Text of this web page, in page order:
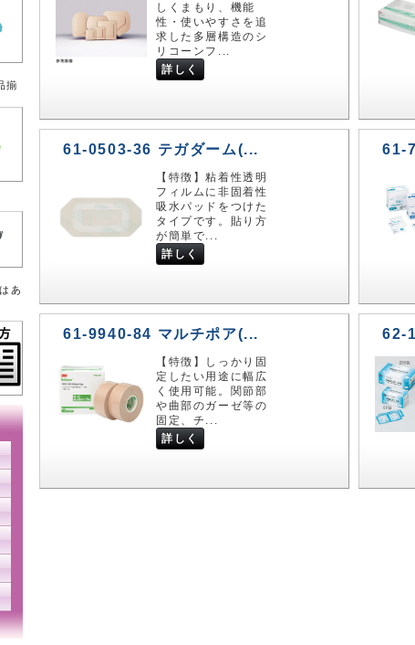
しくまもり、機能
性・使いやすさを追
求した多層構造のシ
リコーンフ...
詳しく
61-0503-36 テガダーム(...
【特徴】粘着性透明
フィルムに非固着性
吸水パッドをつけた
タイプです。貼り方
が簡単で...
詳しく
61-
61-9940-84 マルチポア(...
【特徴】しっかり固
定したい用途に幅広
く使用可能。関節部
や曲部のガーゼ等の
固定、チ...
詳しく
62-
揃
あ